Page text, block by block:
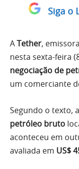
Siga o
ATether,
nesta sexta-feira
negociação de
um comerciante
Segundo o texto,
petróleo bruto
aconteceu em
avaliada em US$